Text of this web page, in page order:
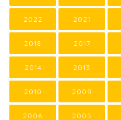
2022 2021
2018 2017
2014 2013
2010 2009
2006 2005